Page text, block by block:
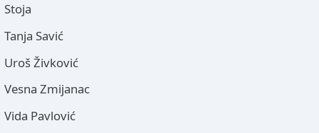
Stoja
Tanja Savić
Uroš Živković
Vesna Zmijanac
Vida Pavlović